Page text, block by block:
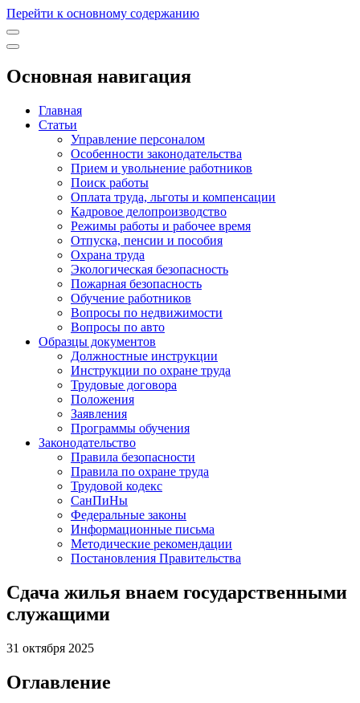
Перейти к основному содержанию
Основная навигация
Главная
Статьи
Управление персоналом
Особенности законодательства
Прием и увольнение работников
Поиск работы
Оплата труда, льготы и компенсации
Кадровое делопроизводство
Режимы работы и рабочее время
Отпуска, пенсии и пособия
Охрана труда
Экологическая безопасность
Пожарная безопасность
Обучение работников
Вопросы по недвижимости
Вопросы по авто
Образцы документов
Должностные инструкции
Инструкции по охране труда
Трудовые договора
Положения
Заявления
Программы обучения
Законодательство
Правила безопасности
Правила по охране труда
Трудовой кодекс
СанПиНы
Федеральные законы
Информационные письма
Методические рекомендации
Постановления Правительства
Сдача жилья внаем государственными
служащими
31 октября 2025
Оглавление